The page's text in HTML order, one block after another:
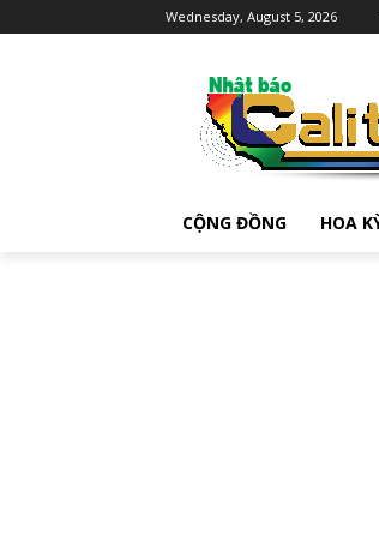
Wednesday, August 5, 2026
CỘNG ĐỒNG HOA